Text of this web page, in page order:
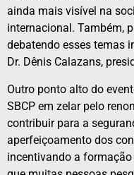
ainda mais visível na
internacional. Também,
debatendo esses temas
Dr. Dênis Calazans,
Outro ponto alto do
SBCP em zelar pelo
contribuir para a
aperfeiçoamento dos
incentivando a